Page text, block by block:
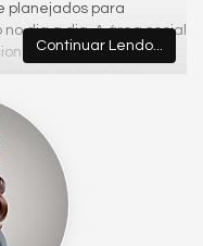
planejados para
dia a dia. A área social
um espaço
enquanto a
os momentos de
e a área de
e a hidromassagem
Além disso, conta
uma localização
e serviços, este
e excelente
Continuar Lendo...